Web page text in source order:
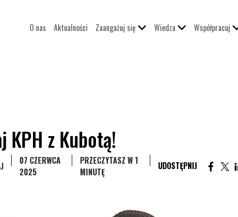
O nas Aktualności Zaangażuj się Wiedza Współpracuj
KPH z Kubotą!
WPISÓWWPISÓW
07 CZERWCA
2025
PRZECZYTASZ W 1
MINUTĘ
UDOSTĘPNIJ